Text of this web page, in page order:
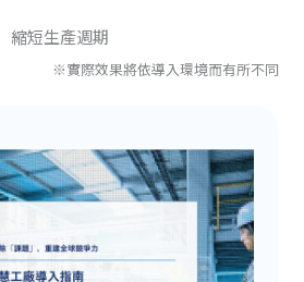
縮短生產週期
※實際效果將依導入環境而有所不同